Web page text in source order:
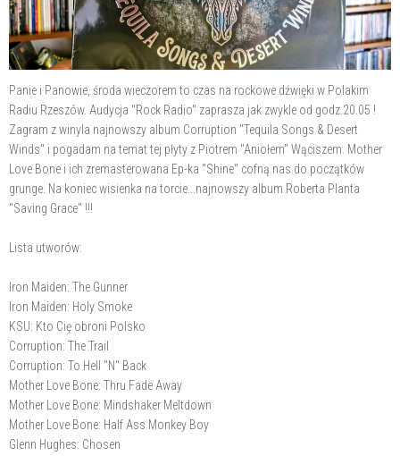
Panie i Panowie, środa wieczorem to czas na rockowe dźwięki w Polakim
Radiu Rzeszów. Audycja "Rock Radio" zaprasza jak zwykle od godz.20.05 !
Zagram z winyla najnowszy album Corruption "Tequila Songs & Desert
Winds" i pogadam na temat tej płyty z Piotrem "Aniołem" Wąciszem. Mother
Love Bone i ich zremasterowana Ep-ka "Shine" cofną nas do początków
grunge. Na koniec wisienka na torcie...najnowszy album Roberta Planta
"Saving Grace" !!!
Lista utworów:
Iron Maiden: The Gunner
Iron Maiden: Holy Smoke
KSU: Kto Cię obroni Polsko
Corruption: The Trail
Corruption: To Hell "N" Back
Mother Love Bone: Thru Fade Away
Mother Love Bone: Mindshaker Meltdown
Mother Love Bone: Half Ass Monkey Boy
Glenn Hughes: Chosen